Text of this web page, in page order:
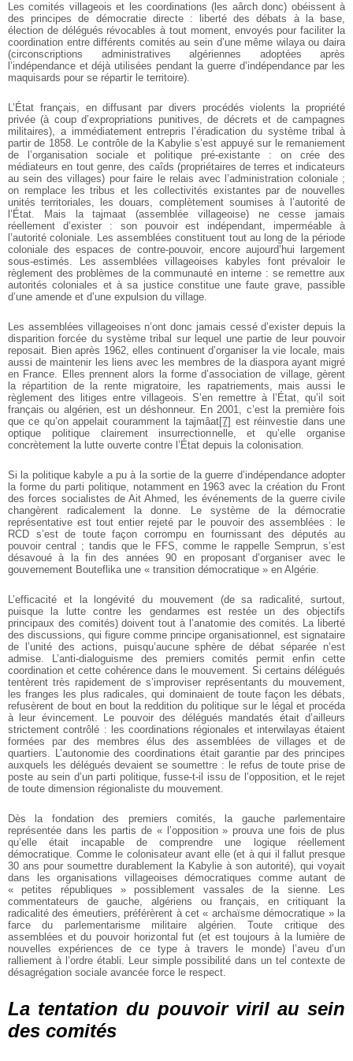
Les comités villageois et les coordinations (les aârch donc) obéissent à
des principes de démocratie directe : liberté des débats à la base,
élection de délégués révocables à tout moment, envoyés pour faciliter la
coordination entre différents comités au sein d’une même wilaya ou daira
(circonscriptions administratives algériennes adoptées après
l’indépendance et déjà utilisées pendant la guerre d’indépendance par les
maquisards pour se répartir le territoire).
L’État français, en diffusant par divers procédés violents la propriété
privée (à coup d’expropriations punitives, de décrets et de campagnes
militaires), a immédiatement entrepris l’éradication du système tribal à
partir de 1858. Le contrôle de la Kabylie s’est appuyé sur le remaniement
de l’organisation sociale et politique pré-existante : on crée des
médiateurs en tout genre, des caîds (propriétaires de terres et indicateurs
au sein des villages) pour faire le relais avec l’administration coloniale ;
on remplace les tribus et les collectivités existantes par de nouvelles
unités territoriales, les douars, complètement soumises à l’autorité de
l’État. Mais la tajmaat (assemblée villageoise) ne cesse jamais
réellement d’exister : son pouvoir est indépendant, imperméable à
l’autorité coloniale. Les assemblées constituent tout au long de la période
coloniale des espaces de contre-pouvoir, encore aujourd’hui largement
sous-estimés. Les assemblées villageoises kabyles font prévaloir le
règlement des problèmes de la communauté en interne : se remettre aux
autorités coloniales et à sa justice constitue une faute grave, passible
d’une amende et d’une expulsion du village.
Les assemblées villageoises n’ont donc jamais cessé d’exister depuis la
disparition forcée du système tribal sur lequel une partie de leur pouvoir
reposait. Bien après 1962, elles continuent d’organiser la vie locale, mais
aussi de maintenir les liens avec les membres de la diaspora ayant migré
en France. Elles prennent alors la forme d’association de village, gèrent
la répartition de la rente migratoire, les rapatriements, mais aussi le
règlement des litiges entre villageois. S’en remettre à l’État, qu’il soit
français ou algérien, est un déshonneur. En 2001, c’est la première fois
que ce qu’on appelait couramment la tajmâat[7] est réinvestie dans une
optique politique clairement insurrectionnelle, et qu’elle organise
concrètement la lutte ouverte contre l’État depuis la colonisation.
Si la politique kabyle a pu à la sortie de la guerre d’indépendance adopter
la forme du parti politique, notamment en 1963 avec la création du Front
des forces socialistes de Ait Ahmed, les événements de la guerre civile
changèrent radicalement la donne. Le système de la démocratie
représentative est tout entier rejeté par le pouvoir des assemblées : le
RCD s’est de toute façon corrompu en fournissant des députés au
pouvoir central ; tandis que le FFS, comme le rappelle Semprun, s’est
désavoué à la fin des années 90 en proposant d’organiser avec le
gouvernement Bouteflika une « transition démocratique » en Algérie.
L’efficacité et la longévité du mouvement (de sa radicalité, surtout,
puisque la lutte contre les gendarmes est restée un des objectifs
principaux des comités) doivent tout à l’anatomie des comités. La liberté
des discussions, qui figure comme principe organisationnel, est signataire
de l’unité des actions, puisqu’aucune sphère de débat séparée n’est
admise. L’anti-dialoguisme des premiers comités permit enfin cette
coordination et cette cohérence dans le mouvement. Si certains délégués
tentèrent très rapidement de s’improviser représentants du mouvement,
les franges les plus radicales, qui dominaient de toute façon les débats,
refusèrent de bout en bout la reddition du politique sur le légal et procéda
à leur évincement. Le pouvoir des délégués mandatés était d’ailleurs
strictement contrôlé : les coordinations régionales et interwilayas étaient
formées par des membres élus des assemblées de villages et de
quartiers. L’autonomie des coordinations était garantie par des principes
auxquels les délégués devaient se soumettre : le refus de toute prise de
poste au sein d’un parti politique, fusse-t-il issu de l’opposition, et le rejet
de toute dimension régionaliste du mouvement.
Dès la fondation des premiers comités, la gauche parlementaire
représentée dans les partis de « l’opposition » prouva une fois de plus
qu’elle était incapable de comprendre une logique réellement
démocratique. Comme le colonisateur avant elle (et à qui il fallut presque
30 ans pour soumettre durablement la Kabylie à son autorité), qui voyait
dans les organisations villageoises démocratiques comme autant de
« petites républiques » possiblement vassales de la sienne. Les
commentateurs de gauche, algériens ou français, en critiquant la
radicalité des émeutiers, préférèrent à cet « archaïsme démocratique » la
farce du parlementarisme militaire algérien. Toute critique des
assemblées et du pouvoir horizontal fut (et est toujours à la lumière de
nouvelles expériences de ce type à travers le monde) l’aveu d’un
ralliement à l’ordre établi. Leur simple possibilité dans un tel contexte de
désagrégation sociale avancée force le respect.
La tentation du pouvoir viril au sein
des comités